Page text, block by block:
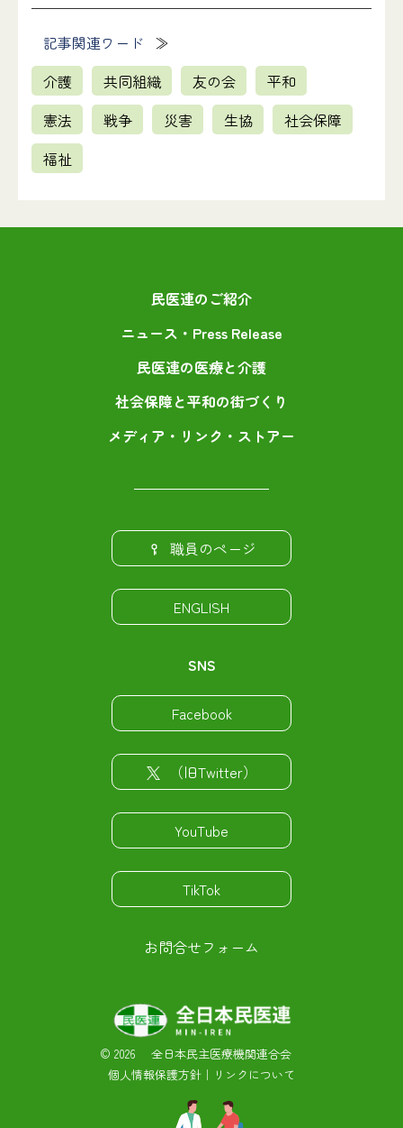
記事関連ワード
介護
共同組織 友の会
平和
憲法
戦争 災害 生協
社会保障
福祉
民医連のご紹介
ニュース・Press Release
民医連の医療と介護
社会保障と平和の街づくり
メディア・リンク・ストアー
職員のページ
ENGLISH
SNS
Facebook
（旧Twitter）
YouTube
TikTok
お問合せフォーム
© 2026 全日本民主医療機関連合会
個人情報保護方針 ｜ リンクについて